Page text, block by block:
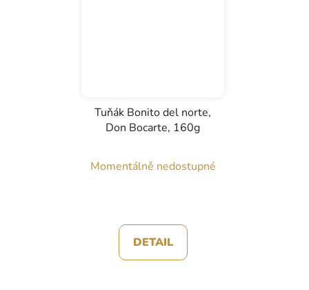
Tuňák Bonito del norte,
Don Bocarte, 160g
Momentálně nedostupné
DETAIL